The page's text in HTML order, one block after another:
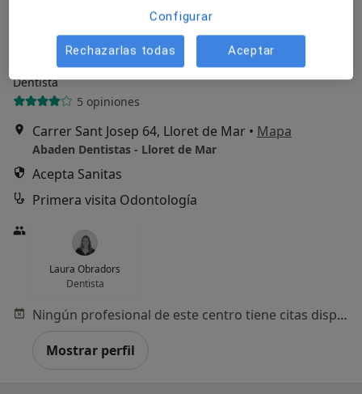
Abaden Dentistas - Lloret de Mar
Dentista
5 opiniones
Carrer Sant Josep 64, Lloret de Mar • Mapa
Abaden Dentistas - Lloret de Mar
Acepta Sanitas
Primera visita Odontología
Laura Obradors
Dentista
Ningún profesional de este centro tiene citas disponibles
Mostrar perfil
Configurar
Rechazarlas todas Aceptar